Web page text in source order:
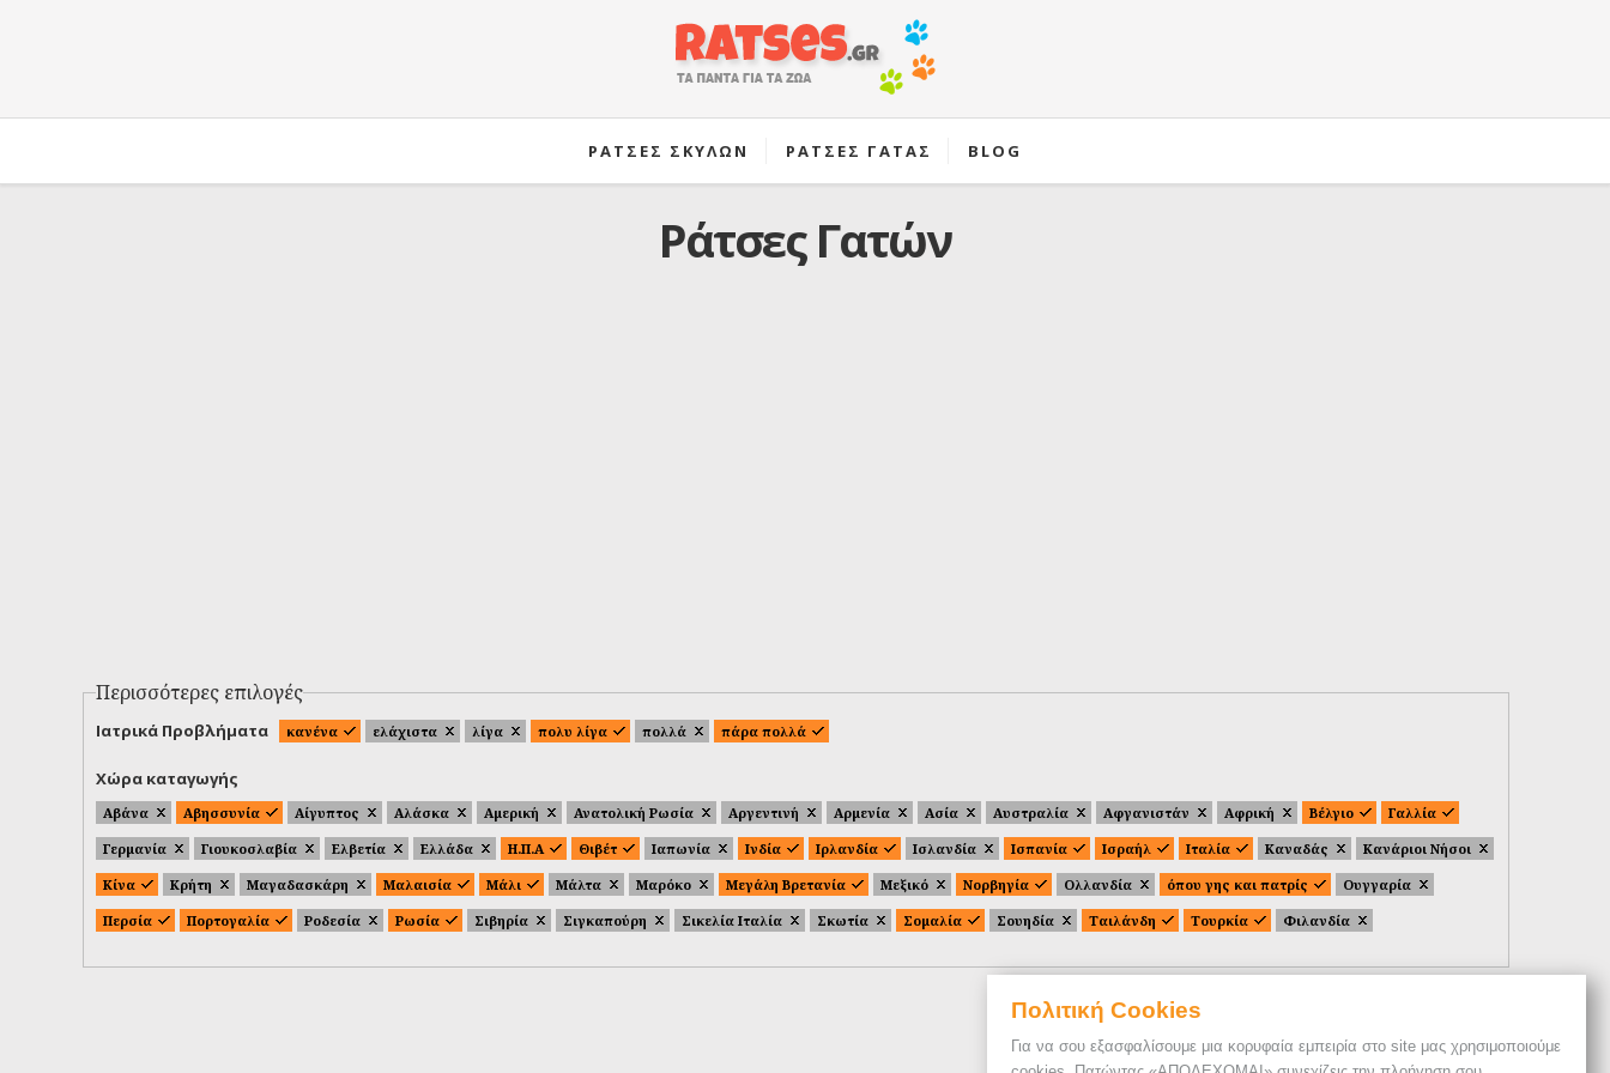
Πολιτική Cookies
Για να σου εξασφαλίσουμε μια κορυφαία εμπειρία στο site μας χρησιμοποιούμε
ΡΑΤΣΕΣ ΣΚΥΛΩΝ ΡΑΤΣΕΣ ΓΑΤΑΣ BLOG
Ράτσες Γατών
Περισσότερες επιλογές
Ιατρικά Προβλήματα κανένα ελάχιστα λίγα πολυ λίγα πολλά πάρα πολλά
Χώρα καταγωγής
Αβάνα Αβησσυνία Αίγυπτος Αλάσκα Αμερική Ανατολική Ρωσία Αργεντινή Αρμενία Ασία Αυστραλία Αφγανιστάν Αφρική Βέλγιο
Γαλλία
Γερμανία
Γιουκοσλαβία Ελβετία Ελλάδα Η.Π.Α Θιβέτ Ιαπωνία Ινδία Ιρλανδία Ισλανδία Ισπανία Ισραήλ Ιταλία Καναδάς
Κανάριοι Νήσοι
Κίνα
Κρήτη Μαγαδασκάρη Μαλαισία Μάλι Μάλτα Μαρόκο Μεγάλη Βρετανία Μεξικό Νορβηγία Ολλανδία όπου γης και πατρίς
Ουγγαρία
Περσία
Πορτογαλία Ροδεσία Ρωσία Σιβηρία Σιγκαπούρη Σικελία Ιταλία Σκωτία Σομαλία Σουηδία Ταιλάνδη Τουρκία Φιλανδία